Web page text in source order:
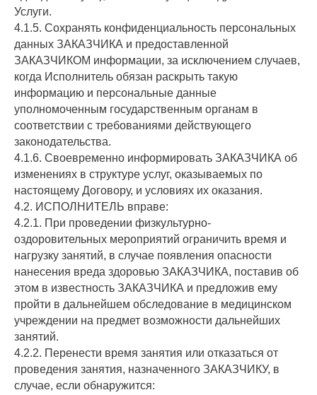
Услуги.
4.1.5. Сохранять конфиденциальность персональных
данных ЗАКАЗЧИКА и предоставленной
ЗАКАЗЧИКОМ информации, за исключением случаев,
когда Исполнитель обязан раскрыть такую
информацию и персональные данные
уполномоченным государственным органам в
соответствии с требованиями действующего
законодательства.
4.1.6. Своевременно информировать ЗАКАЗЧИКА об
изменениях в структуре услуг, оказываемых по
настоящему Договору, и условиях их оказания.
4.2. ИСПОЛНИТЕЛЬ вправе:
4.2.1. При проведении физкультурно-
оздоровительных мероприятий ограничить время и
нагрузку занятий, в случае появления опасности
нанесения вреда здоровью ЗАКАЗЧИКА, поставив об
этом в известность ЗАКАЗЧИКА и предложив ему
пройти в дальнейшем обследование в медицинском
учреждении на предмет возможности дальнейших
занятий.
4.2.2. Перенести время занятия или отказаться от
проведения занятия, назначенного ЗАКАЗЧИКУ, в
случае, если обнаружится: